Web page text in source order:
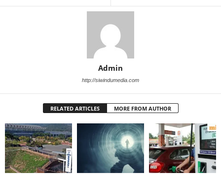
Admin
http://siwindumedia.com
RELATED ARTICLES MORE FROM AUTHOR